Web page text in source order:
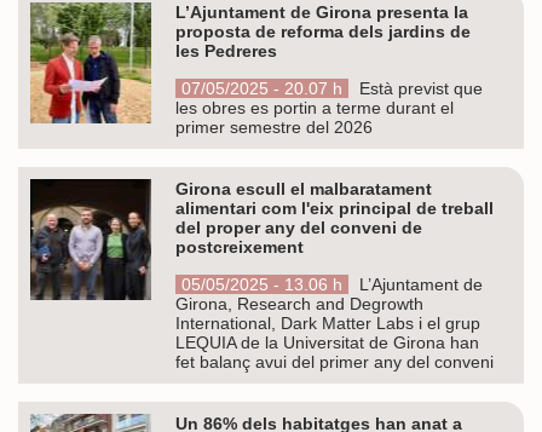
L’Ajuntament de Girona presenta la
proposta de reforma dels jardins de
les Pedreres
07/05/2025 - 20.07 h
Està previst que
les obres es portin a terme durant el
primer semestre del 2026
Girona escull el malbaratament
alimentari com l'eix principal de treball
del proper any del conveni de
postcreixement
05/05/2025 - 13.06 h
L’Ajuntament de
Girona, Research and Degrowth
International, Dark Matter Labs i el grup
LEQUIA de la Universitat de Girona han
fet balanç avui del primer any del conveni
Un 86% dels habitatges han anat a